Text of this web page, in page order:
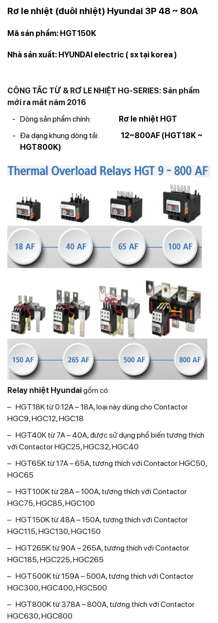
Rơ le nhiệt (đuôi nhiệt) Hyundai 3P 48 ~ 80A
Mã sản phẩm: HGT150K
Nhà sản xuất: HYUNDAI electric ( sx tại korea )
CÔNG TẮC TỪ & RƠ LE NHIỆT HG-SERIES: Sản phẩm
mới ra mắt năm 2016
Dòng sản phẩm chính:
Rơ le nhiệt HGT
Đa dạng khung dòng tải: 12~800AF (HGT18K ~
HGT800K)
Relay nhiệt Hyundaigồm có:
– HGT18K từ 0.12A – 18A, loại này dùng cho Contactor
HGC9, HGC12, HGC18
– HGT40K từ 7A – 40A, được sử dụng phổ biến tương thích
với Contactor HGC25, HGC32, HGC40
– HGT65K từ 17A – 65A, tương thích với Contactor HGC50,
HGC65
– HGT100K từ 28A – 100A, tương thích với Contactor
HGC75, HGC85, HGC100
– HGT150K từ 48A – 150A, tương thích với Contactor
HGC115, HGC130, HGC150
– HGT265K từ 90A – 265A, tương thích với Contactor
HGC185, HGC225, HGC265
– HGT500K từ 159A – 500A, tương thích với Contactor
HGC300, HGC400, HGC500
– HGT800K từ 378A – 800A, tương thích với Contactor
HGC630, HGC800